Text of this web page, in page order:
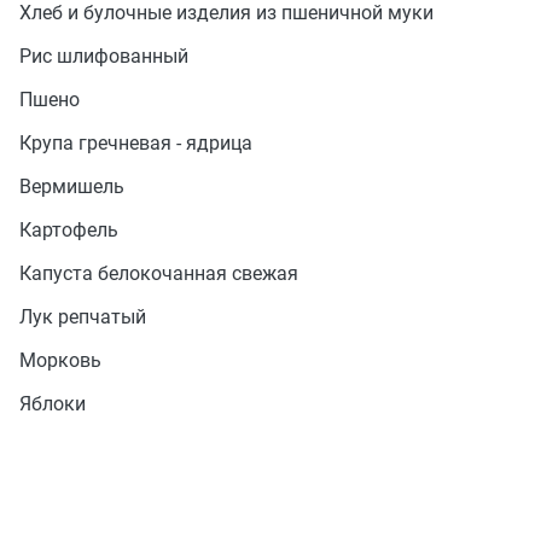
Хлеб и булочные изделия из пшеничной муки
Рис шлифованный
Пшено
Крупа гречневая - ядрица
Вермишель
Картофель
Капуста белокочанная свежая
Лук репчатый
Морковь
Яблоки